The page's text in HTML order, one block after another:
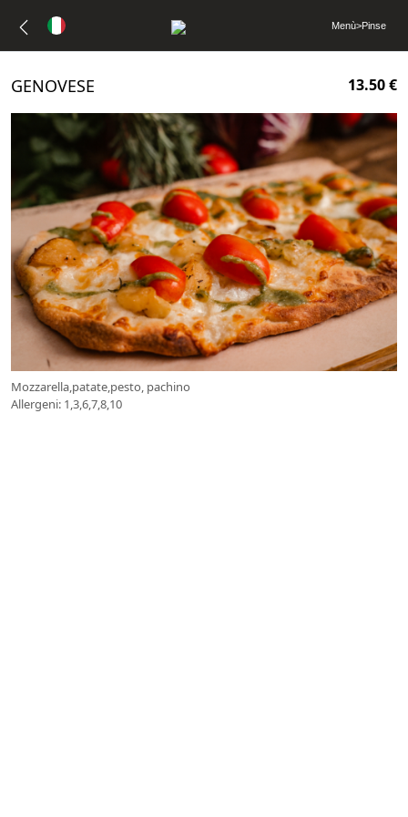
Menù>Pinse
GENOVESE 13.50 €
Mozzarella,patate,pesto, pachino
Allergeni: 1,3,6,7,8,10